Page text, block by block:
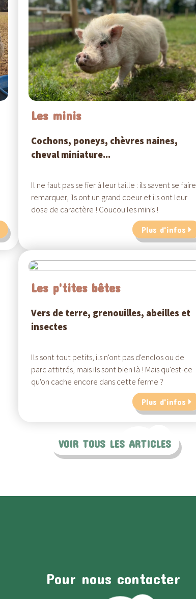
Les minis
Cochons, poneys, chèvres naines,
cheval miniature...
Il ne faut pas se fier à leur taille : ils savent se faire
remarquer, ils ont un grand coeur et ils ont leur
dose de caractère ! Coucou les minis !
Plus d'infos
Les p'tites bêtes
Vers de terre, grenouilles, abeilles et
insectes
Ils sont tout petits, ils n'ont pas d'enclos ou de
parc attitrés, mais ils sont bien là ! Mais qu'est-ce
qu'on cache encore dans cette ferme ?
Plus d'infos
VOIR TOUS LES ARTICLES
Pour nous contacter